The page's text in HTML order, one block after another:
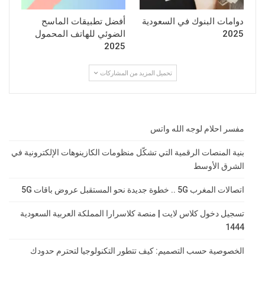
دوامات البنوك في السعودية
2025
أفضل تطبيقات الماسح
الضوئي للهاتف المحمول
2025
تحميل المزيد من المشاركات
مفسر احلام لوجه الله واتس
بنية المنصات الرقمية التي تشكّل منظومات الكازينوهات الإلكترونية في
الشرق الأوسط
اتصالات المغرب 5G .. خطوة جديدة نحو المستقبل عروض باقات 5G
تسجيل دخول كلاس لايت | منصة كلاسرارا المملكة العربية السعودية
1444
الخصوصية حسب التصميم: كيف تتطور التكنولوجيا لتحترم حدودك